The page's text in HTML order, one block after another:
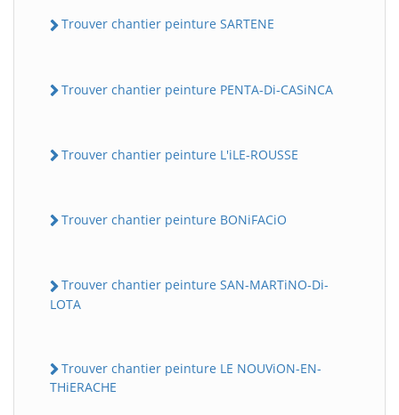
Trouver chantier peinture SARTENE
Trouver chantier peinture PENTA-Di-CASiNCA
Trouver chantier peinture L'iLE-ROUSSE
Trouver chantier peinture BONiFACiO
Trouver chantier peinture SAN-MARTiNO-Di-
LOTA
Trouver chantier peinture LE NOUViON-EN-
THiERACHE